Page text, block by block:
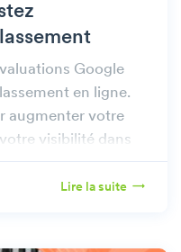
Google
en ligne.
augmenter votre
visibilité dans
Lire la suite